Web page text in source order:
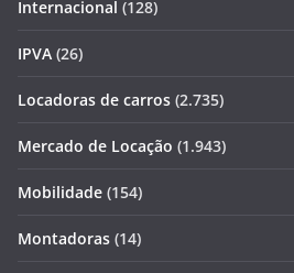
Internacional (128)
IPVA (26)
Locadoras de carros (2.735)
Mercado de Locação (1.943)
Mobilidade (154)
Montadoras (14)